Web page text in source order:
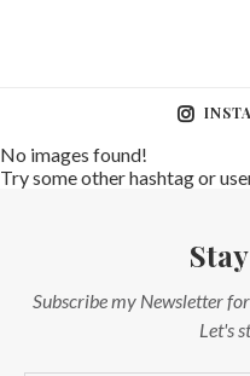
No images found!
Try some other hashtag or
Subscribe my Newsletter
Let's